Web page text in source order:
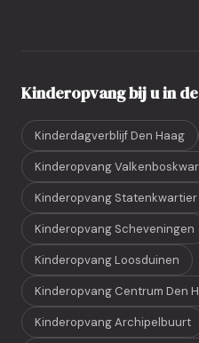
Kinderopvang bij u in
Kinderdagverblijf Den Haag
Kinderopvang
Kinderopvang Statenkwartier
Kinderopvang Scheveningen
Kinderopvang Loosduinen
Kinderopvang Centrum Den
Kinderopvang Archipelbuurt